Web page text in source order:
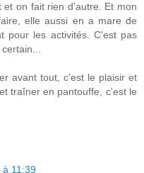
et on fait rien d'autre. Et mon
elle aussi en a mare de
pour les activités. C'est pas
avant tout, c'est le plaisir et
traîner en pantouffe, c'est le
à 11:39